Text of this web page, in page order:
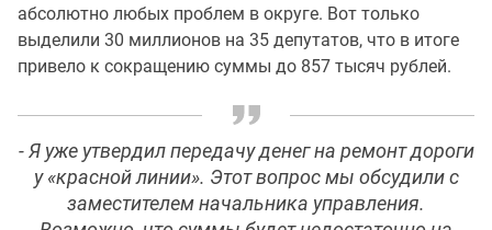
абсолютно любых проблем в округе. Вот только
выделили 30 миллионов на 35 депутатов, что в итоге
привело к сокращению суммы до 857 тысяч рублей.
- Я уже утвердил передачу денег на ремонт дороги
у «красной линии». Этот вопрос мы обсудили с
заместителем начальника управления.